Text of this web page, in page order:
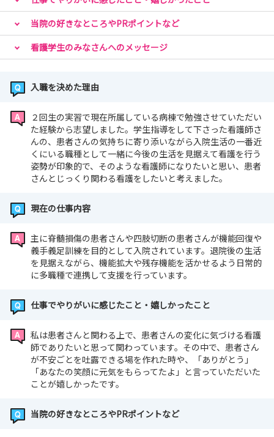
当院の好きなところやPRポイントなど
看護学生のみなさんへのメッセージ
入職を決めた理由
２回生の実習で現在所属している病棟で勉強させていただい
た経験から志望しました。学生指導をして下さった看護師さ
んの、患者さんの気持ちに寄り添いながら入院生活の一番近
くにいる職種として一緒に今後の生活を見据えて看護を行う
姿勢が印象的で、そのような看護師になりたいと思い、患者
さんとじっくり関わる看護をしたいと考えました。
現在の仕事内容
主に脊髄損傷の患者さんや四肢切断の患者さんが機能回復や
義手義足訓練を目的として入院されています。退院後の生活
を見据えながら、機能拡大や残存機能を活かせるよう日常的
に多職種で連携して支援を行っています。
仕事でやりがいに感じたこと・嬉しかったこと
私は患者さんと関わる上で、患者さんの変化に気づける看護
師でありたいと思って関わっています。その中で、患者さん
が不安ごとを吐露できる場を作れた時や、「ありがとう」
「あなたの笑顔に元気をもらってたよ」と言っていただいた
ことが嬉しかったです。
当院の好きなところやPRポイントなど